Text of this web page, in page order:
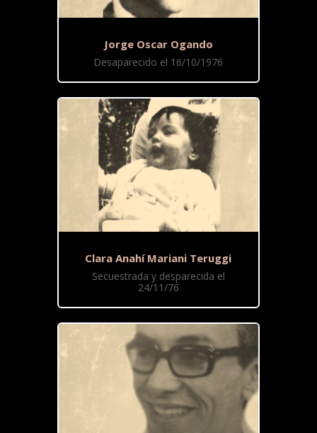
Jorge Oscar Ogando
Desaparecido el 16/10/1976
Clara Anahí Mariani Teruggi
Secuestrada y desparecida el
24/11/76